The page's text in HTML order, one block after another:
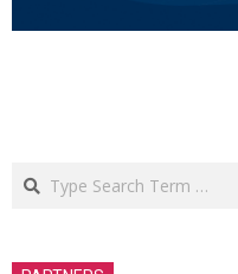
Search